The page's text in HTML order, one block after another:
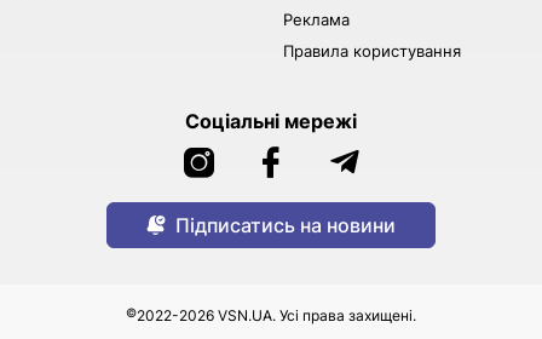
Реклама
Правила користування
Соціальні мережі
Підписатись на новини
©2022-2026 VSN.UA. Усі права захищені.